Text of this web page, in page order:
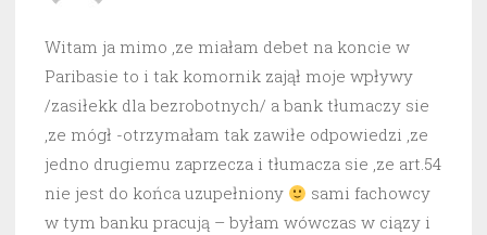
Witam ja mimo ,ze miałam debet na koncie w
Paribasie to i tak komornik zajął moje wpływy
/zasiłekk dla bezrobotnych/ a bank tłumaczy sie
,ze mógł -otrzymałam tak zawiłe odpowiedzi ,ze
jedno drugiemu zaprzecza i tłumacza sie ,ze art.54
nie jest do końca uzupełniony
sami fachowcy
w tym banku pracują – byłam wówczas w ciązy i